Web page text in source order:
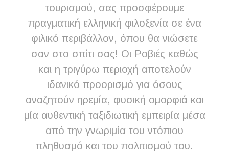
τουρισμού, σας προσφέρουμε
πραγματική ελληνική φιλοξενία σε ένα
φιλικό περιβάλλον, όπου θα νιώσετε
σαν στο σπίτι σας! Οι Ροβιές καθώς
και η τριγύρω περιοχή αποτελούν
ιδανικό προορισμό για όσους
αναζητούν ηρεμία, φυσική ομορφιά και
μία αυθεντική ταξιδιωτική εμπειρία μέσα
από την γνωριμία του ντόπιου
πληθυσμό και του πολιτισμού του.